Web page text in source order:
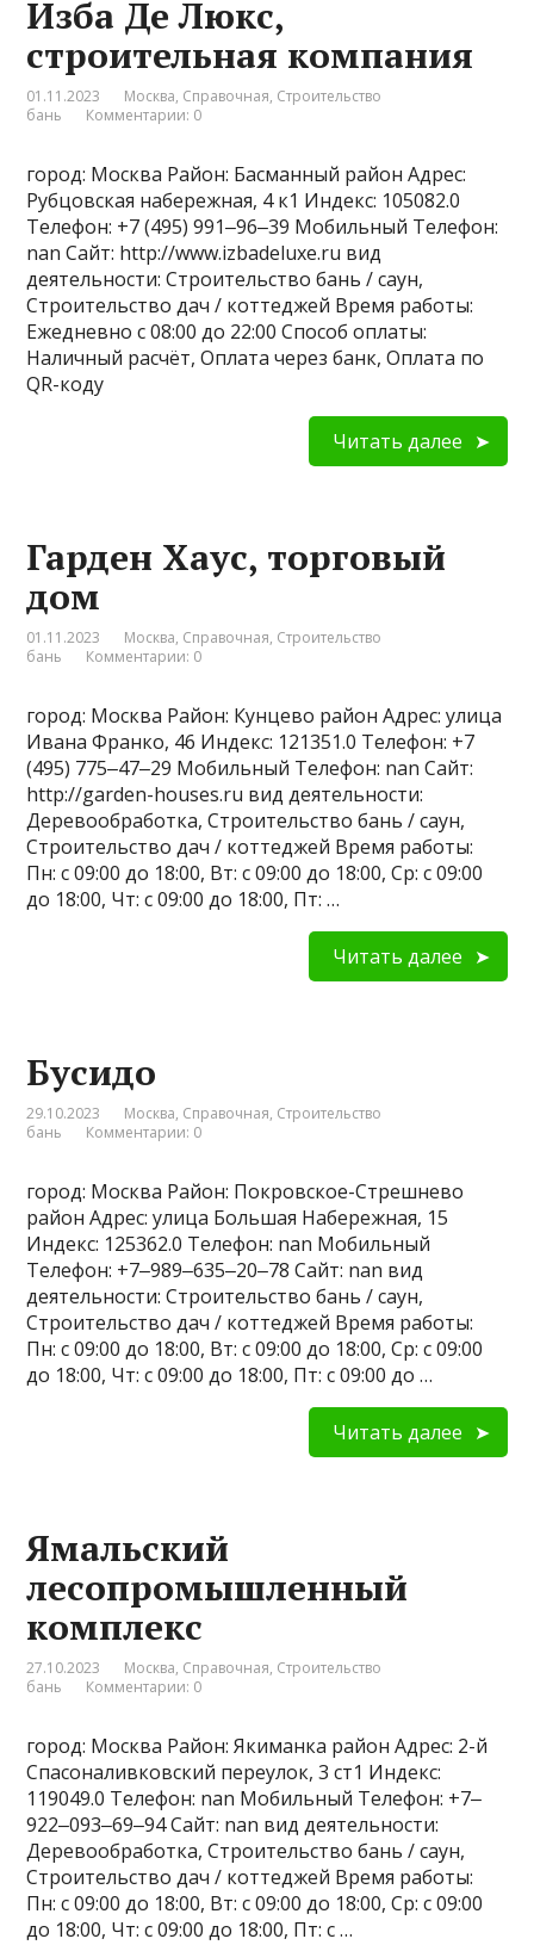
Изба Де Люкс,
строительная компания
01.11.2023 Москва, Справочная, Строительство
бань
Комментарии: 0
город: Москва Район: Басманный район Адрес:
Рубцовская набережная, 4 к1 Индекс: 105082.0
Телефон: +7 (495) 991‒96‒39 Мобильный Телефон:
nan Сайт: http://www.izbadeluxe.ru вид
деятельности: Строительство бань / саун,
Строительство дач / коттеджей Время работы:
Ежедневно с 08:00 до 22:00 Способ оплаты:
Наличный расчёт, Оплата через банк, Оплата по
QR-коду
Читать далее
Гарден Хаус, торговый
дом
01.11.2023 Москва, Справочная, Строительство
бань
Комментарии: 0
город: Москва Район: Кунцево район Адрес: улица
Ивана Франко, 46 Индекс: 121351.0 Телефон: +7
(495) 775‒47‒29 Мобильный Телефон: nan Сайт:
http://garden-houses.ru вид деятельности:
Деревообработка, Строительство бань / саун,
Строительство дач / коттеджей Время работы:
Пн: с 09:00 до 18:00, Вт: с 09:00 до 18:00, Ср: с 09:00
до 18:00, Чт: с 09:00 до 18:00, Пт: …
Читать далее
Бусидо
29.10.2023 Москва, Справочная, Строительство
бань
Комментарии: 0
город: Москва Район: Покровское-Стрешнево
район Адрес: улица Большая Набережная, 15
Индекс: 125362.0 Телефон: nan Мобильный
Телефон: +7‒989‒635‒20‒78 Сайт: nan вид
деятельности: Строительство бань / саун,
Строительство дач / коттеджей Время работы:
Пн: с 09:00 до 18:00, Вт: с 09:00 до 18:00, Ср: с 09:00
до 18:00, Чт: с 09:00 до 18:00, Пт: с 09:00 до …
Читать далее
Ямальский
лесопромышленный
комплекс
27.10.2023 Москва, Справочная, Строительство
бань
Комментарии: 0
город: Москва Район: Якиманка район Адрес: 2-й
Спасоналивковский переулок, 3 ст1 Индекс:
119049.0 Телефон: nan Мобильный Телефон: +7‒
922‒093‒69‒94 Сайт: nan вид деятельности:
Деревообработка, Строительство бань / саун,
Строительство дач / коттеджей Время работы:
Пн: с 09:00 до 18:00, Вт: с 09:00 до 18:00, Ср: с 09:00
до 18:00, Чт: с 09:00 до 18:00, Пт: с …